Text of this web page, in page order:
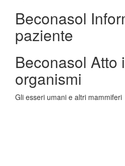
Beconasol
paziente
Beconasol Atto
organismi
Gli esseri umani e altri mammiferi